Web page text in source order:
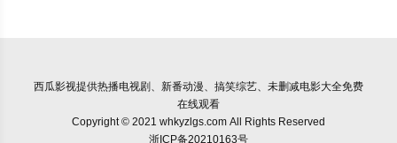
西瓜影视提供热播电视剧、新番动漫、搞笑综艺、未删减电影大全免费
在线观看
Copyright © 2021 whkyzlgs.com All Rights Reserved
浙ICP备20210163号